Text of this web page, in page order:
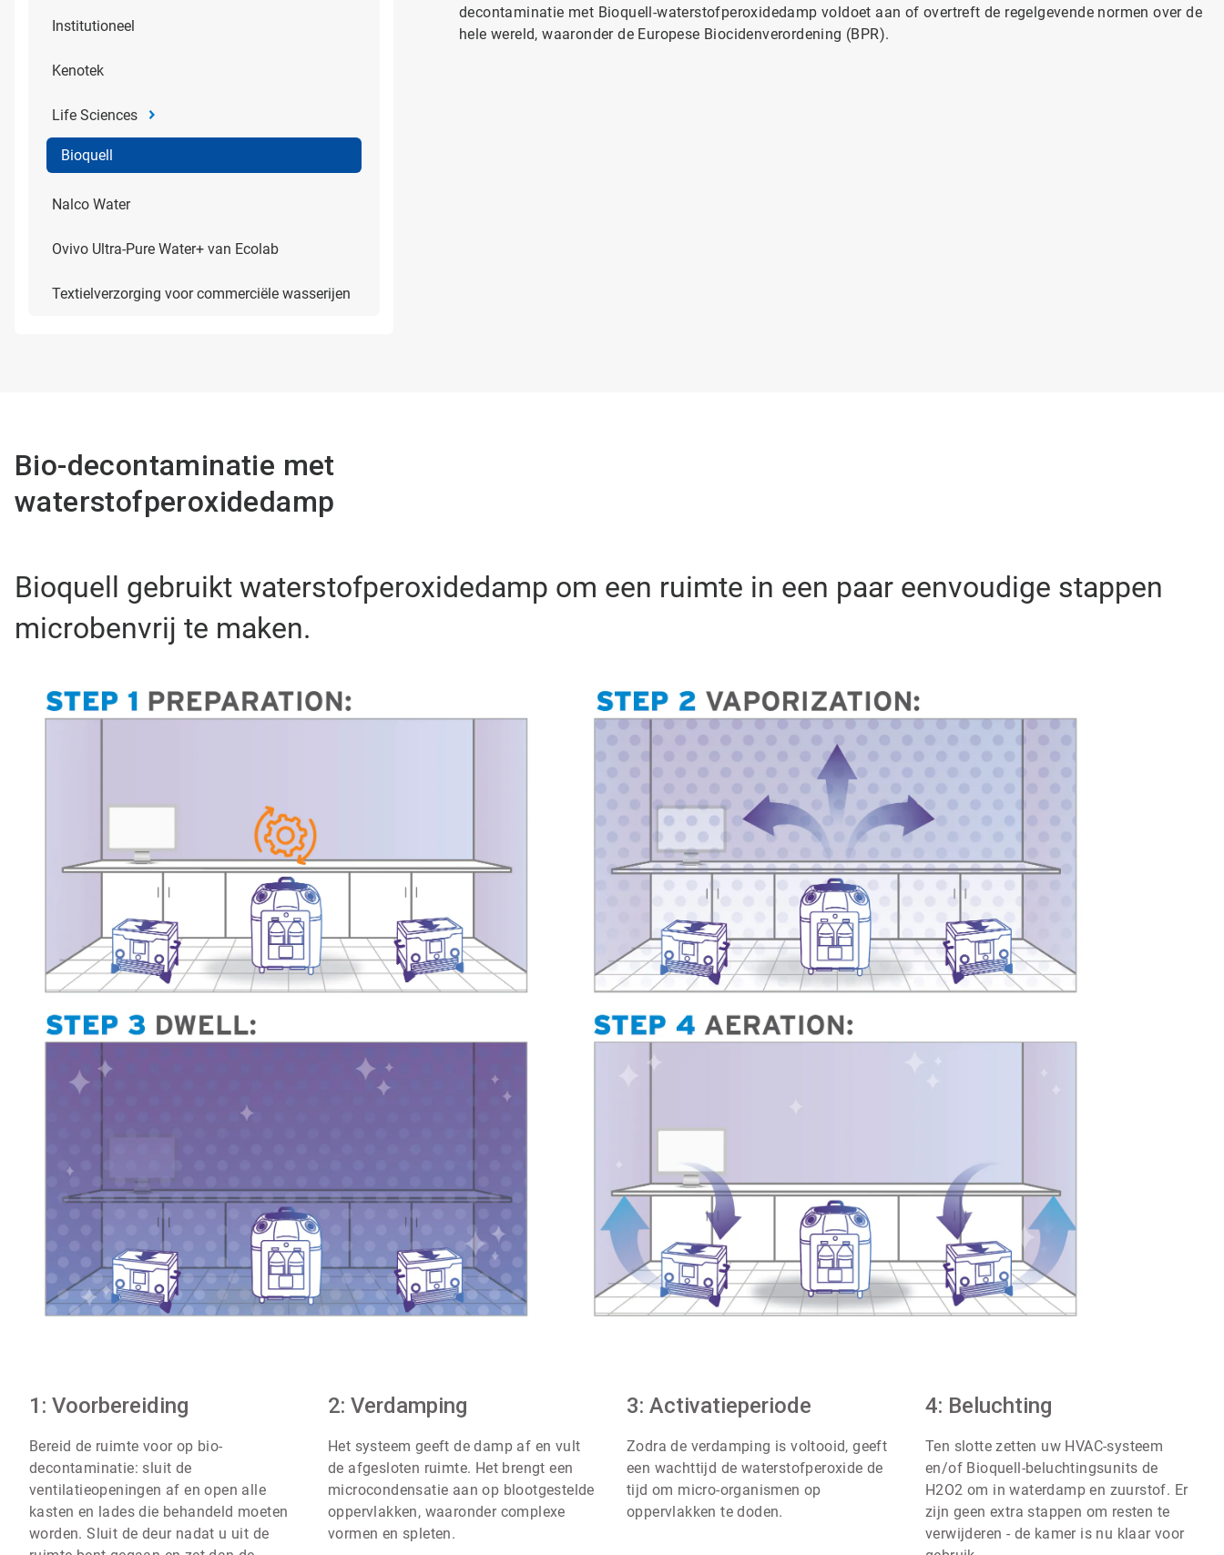
Institutioneel
Kenotek
Life Sciences
Bioquell
Nalco Water
Ovivo Ultra-Pure Water+ van Ecolab
Textielverzorging voor commerciële wasserijen
decontaminatie met Bioquell-waterstofperoxidedamp voldoet aan of overtreft de regelgevende normen over de
hele wereld, waaronder de Europese Biocidenverordening (BPR).
Bio-decontaminatie met
waterstofperoxidedamp
Bioquell gebruikt waterstofperoxidedamp om een ruimte in een paar eenvoudige stappen
microbenvrij te maken.
1: Voorbereiding
Bereid de ruimte voor op bio-
decontaminatie: sluit de
ventilatieopeningen af en open alle
kasten en lades die behandeld moeten
worden. Sluit de deur nadat u uit de
2: Verdamping
Het systeem geeft de damp af en vult
de afgesloten ruimte. Het brengt een
microcondensatie aan op blootgestelde
oppervlakken, waaronder complexe
vormen en spleten.
3: Activatieperiode
Zodra de verdamping is voltooid, geeft
een wachttijd de waterstofperoxide de
tijd om micro-organismen op
oppervlakken te doden.
4: Beluchting
Ten slotte zetten uw HVAC-systeem
en/of Bioquell-beluchtingsunits de
H2O2 om in waterdamp en zuurstof. Er
zijn geen extra stappen om resten te
verwijderen - de kamer is nu klaar voor